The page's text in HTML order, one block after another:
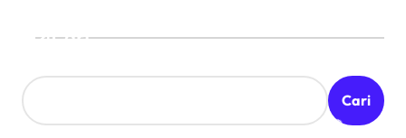
Cari
Cari